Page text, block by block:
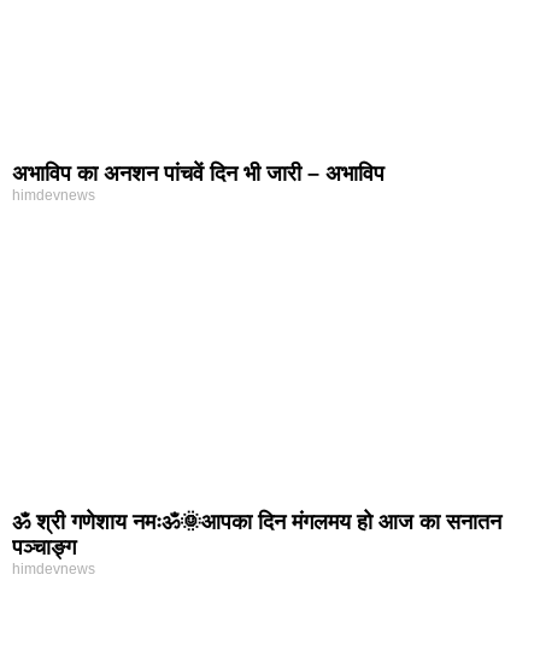
अभाविप का अनशन पांचवें दिन भी जारी – अभाविप
himdevnews
ॐ श्री गणेशाय नमःॐ🌞आपका दिन मंगलमय हो आज का सनातन
पञ्चाङ्ग
himdevnews